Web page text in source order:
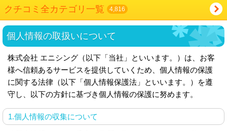
クチコミ全カテゴリ一覧 4,816
個人情報の取扱いについて
株式会社 エニシング（以下「当社」といいます。）は、お客
様へ信頼あるサービスを提供していくため、個人情報の保護
に関する法律（以下「個人情報保護法」といいます。）を遵
守し、以下の方針に基づき個人情報の保護に努めます。
1.個人情報の収集について